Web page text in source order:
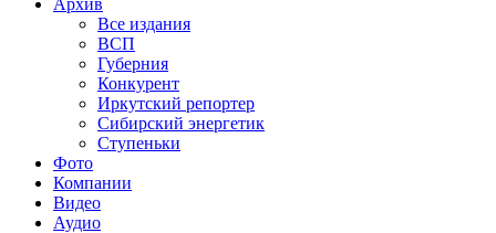
Все издания
ВСП
Губерния
Конкурент
Иркутский репортер
Сибирский энергетик
Ступеньки
Фото
Компании
Видео
Аудио